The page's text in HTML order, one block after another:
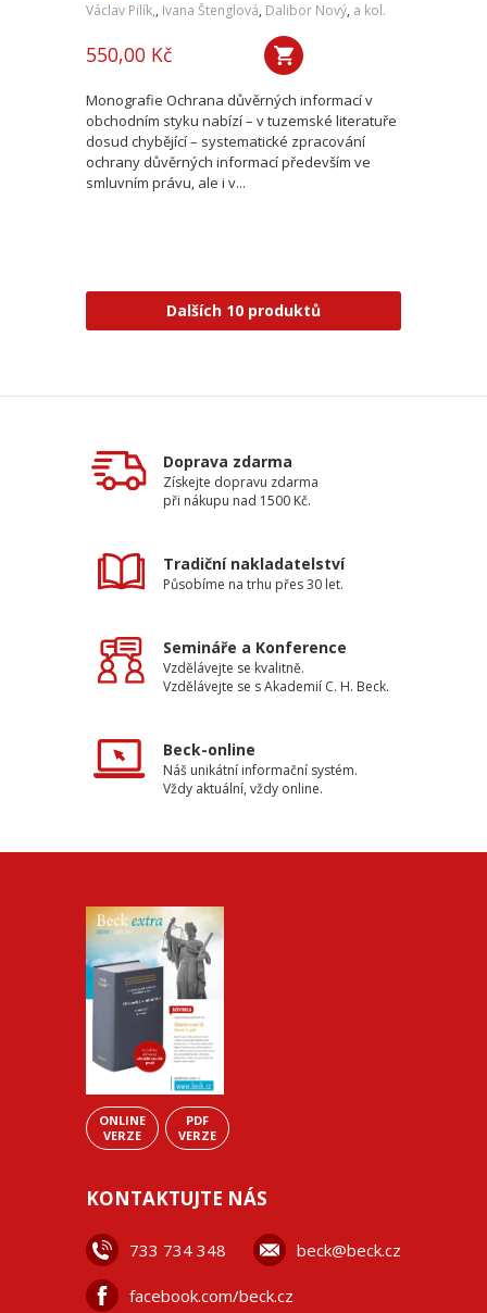
Václav Pilík,, Ivana Štenglová, Dalibor Nový, a kol.
550,00 Kč
Monografie Ochrana důvěrných informací v
obchodním styku nabízí – v tuzemské literatuře
dosud chybějící – systematické zpracování
ochrany důvěrných informací především ve
smluvním právu, ale i v...
Dalších 10 produktů
Doprava zdarma
Získejte dopravu zdarma
při nákupu nad 1500 Kč.
Tradiční nakladatelství
Působíme na trhu přes 30 let.
Semináře a Konference
Vzdělávejte se kvalitně.
Vzdělávejte se s Akademií C. H. Beck.
Beck-online
Náš unikátní informační systém.
Vždy aktuální, vždy online.
ONLINE
VERZE
PDF
VERZE
KONTAKTUJTE NÁS
733 734 348 beck@beck.cz
facebook.com/beck.cz